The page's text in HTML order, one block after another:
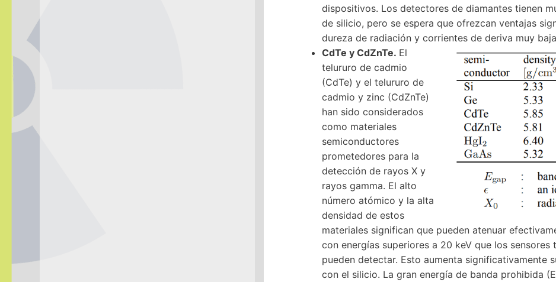
dispositivos. Los detectores de diamantes tienen
de silicio, pero se espera que ofrezcan ventajas
dureza de radiación y corrientes de deriva muy
CdTe y CdZnTe. El
telururo de cadmio
(CdTe) y el telururo de
cadmio y zinc (CdZnTe)
han sido considerados
como materiales
semiconductores
prometedores para la
detección de rayos X y
rayos gamma. El alto
número atómico y la alta
densidad de estos
materiales significan que pueden atenuar
con energías superiores a 20 keV que los
pueden detectar. Esto aumenta significativamente
con el silicio. La gran energía de banda prohibida